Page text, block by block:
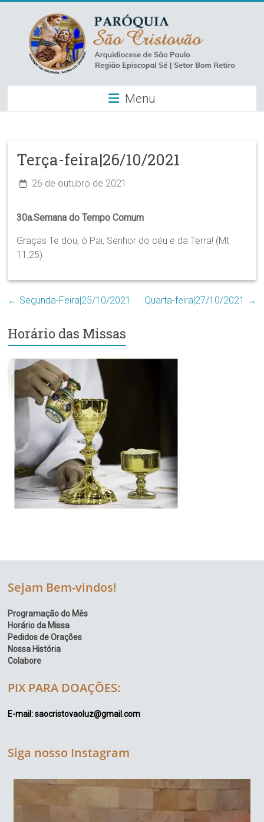
content
Paróquia
São
–
Luz
de
Paulo
Episcopal
Bom
Menu
Terça-feira|26/10/2021
26 de outubro de 2021
30a.Semana do Tempo Comum
Graças Te dou, ó Pai, Senhor do céu e da Terra! (Mt
11,25)
← Segunda-Feira|25/10/2021 Quarta-feira|27/10/2021 →
Horário das Missas
Sejam Bem-vindos!
Programação do Mês
Horário da Missa
Pedidos de Orações
Nossa História
Colabore
PIX PARA DOAÇÕES:
E-mail: saocristovaoluz@gmail.com
Siga nosso Instagram